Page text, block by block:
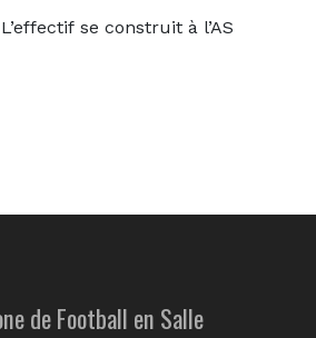
se construit à l’AS
de Football en Salle